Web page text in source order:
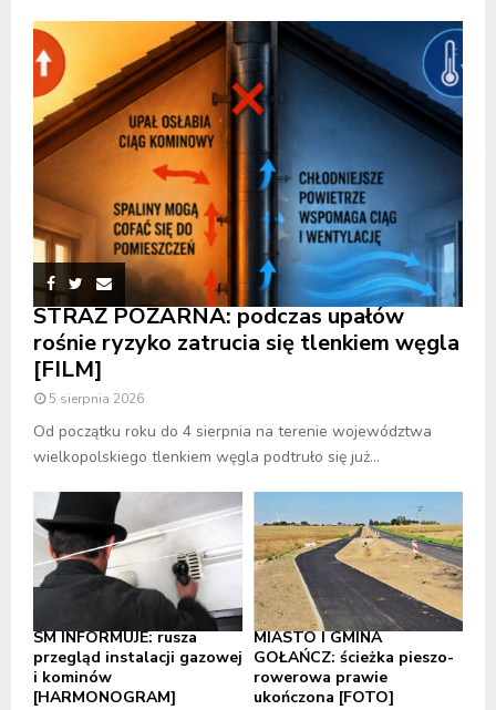
STRAŻ POŻARNA: podczas upałów
rośnie ryzyko zatrucia się tlenkiem węgla
[FILM]
5 sierpnia 2026
Od początku roku do 4 sierpnia na terenie województwa
wielkopolskiego tlenkiem węgla podtruło się już...
SM INFORMUJE: rusza
przegląd instalacji gazowej
i kominów
[HARMONOGRAM]
MIASTO I GMINA
GOŁAŃCZ: ścieżka pieszo-
rowerowa prawie
ukończona [FOTO]